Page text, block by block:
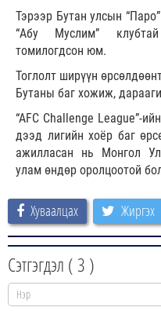
Тэрээр Бутан улсын
“Абу Муслим”
томилогдсон юм.
Тоглолт ширүүн
Бутаны баг хожиж,
“AFC Challenge League”-
дээд лигийн хоёр баг
ажилласан нь Монгол
улам өндөр оролцоотой
Хуваалцах Жиргэх
Сэтгэгдэл ( 3 )